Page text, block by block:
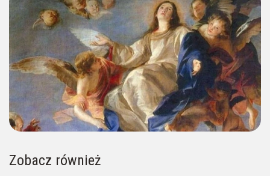
Zobacz również